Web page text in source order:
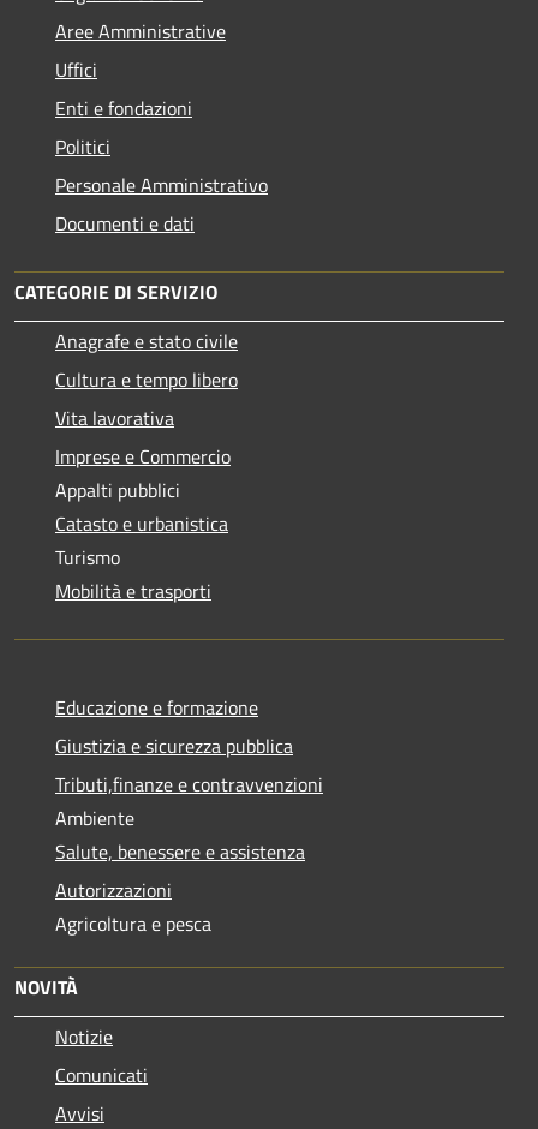
Aree Amministrative
Uffici
Enti e fondazioni
Politici
Personale Amministrativo
Documenti e dati
CATEGORIE DI SERVIZIO
Anagrafe e stato civile
Cultura e tempo libero
Vita lavorativa
Imprese e Commercio
Appalti pubblici
Catasto e urbanistica
Turismo
Mobilità e trasporti
Educazione e formazione
Giustizia e sicurezza pubblica
Tributi,finanze e contravvenzioni
Ambiente
Salute, benessere e assistenza
Autorizzazioni
Agricoltura e pesca
NOVITÀ
Notizie
Comunicati
Avvisi